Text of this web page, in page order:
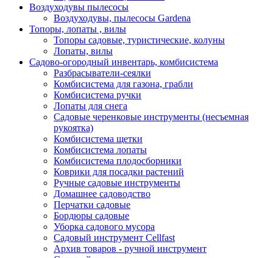
Воздуходувы пылесосы
Воздуходувы, пылесосы Gardena
Топоры, лопаты , вилы
Топоры садовые, туристические, колуны
Лопаты, вилы
Садово-огородный инвентарь, комбисистема
Разбрасыватели-сеялки
Комбисистема для газона, грабли
Комбисистема ручки
Лопаты для снега
Садовые черенковые инструменты (несъемная
рукоятка)
Комбисистема щетки
Комбисистема лопаты
Комбисистема плодосборники
Коврики для посадки растений
Ручные садовые инструменты
Домашнее садоводство
Перчатки садовые
Бордюры садовые
Уборка садового мусора
Садовый инструмент Cellfast
Архив товаров - ручной инструмент